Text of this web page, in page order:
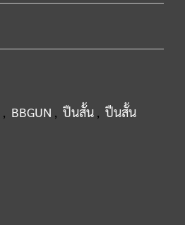
, BBGUN , ปืนสั้น , ปืนสั้น